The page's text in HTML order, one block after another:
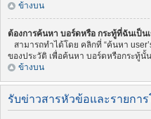
ข้างบน
ต้องการค้นหา บอร์ดหรือ กระทู้ที่ฉันเป็น
สามารถทำได้โดย คลิกที่ “ค้นหา
ของประวัติ เพื่อค้นหา บอร์ดหรือกระทู้นั้น
ข้างบน
รับข่าวสารหัวข้อและรายกา